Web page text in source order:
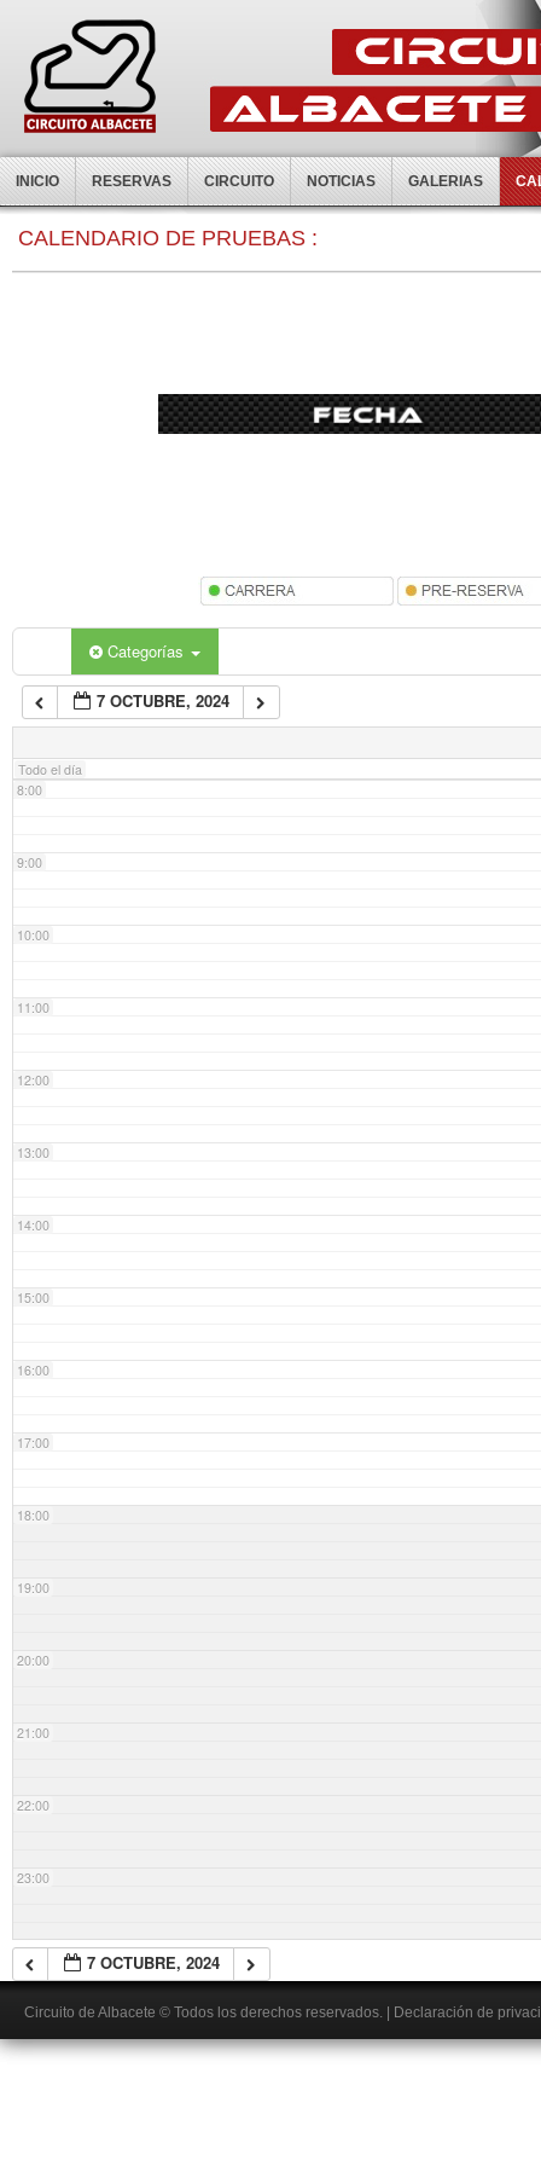
INICIO RESERVAS CIRCUITO NOTICIAS GALERIAS
CALENDARIO DE PRUEBAS :
Categorías
7 OCTUBRE, 2024
Todo el día
0:00
7:00
8:00
9:00
10:00
11:00
12:00
13:00
14:00
15:00
16:00
17:00
18:00
19:00
20:00
21:00
22:00
23:00
7 OCTUBRE, 2024
Circuito de Albacete © Todos los derechos reservados. Declaración de